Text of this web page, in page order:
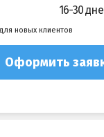
16-30
новых клиентов
Оформить